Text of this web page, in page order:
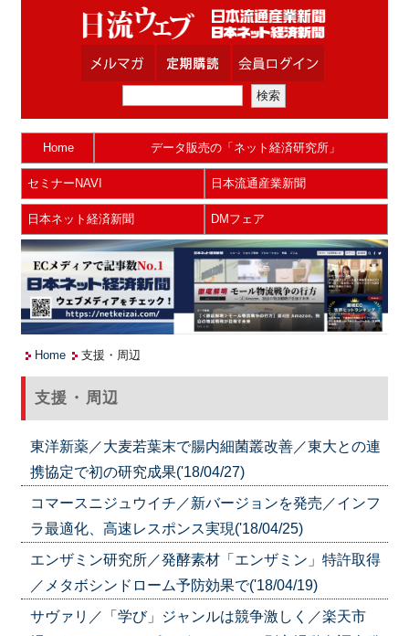
Home データ販売の「ネット経済研究所」
セミナーNAVI 日本流通産業新聞
日本ネット経済新聞 DMフェア
Home 支援・周辺
支援・周辺
東洋新薬／大麦若葉末で腸内細菌叢改善／東大との連
携協定で初の研究成果('18/04/27)
コマースニジュウイチ／新バージョンを発売／インフ
ラ最適化、高速レスポンス実現('18/04/25)
エンザミン研究所／発酵素材「エンザミン」特許取得
／メタボシンドローム予防効果で('18/04/19)
サヴァリ／「学び」ジャンルは競争激しく／楽天市